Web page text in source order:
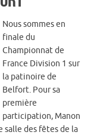
Nous sommes en
finale du
Championnat de
France Division 1 sur
la patinoire de
Belfort. Pour sa
première
participation, Manon
salle des fêtes de la